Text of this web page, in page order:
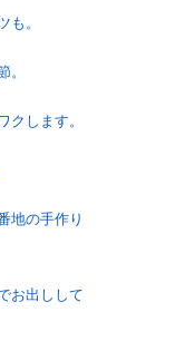
。
。
クします。
の手作り
お出しして